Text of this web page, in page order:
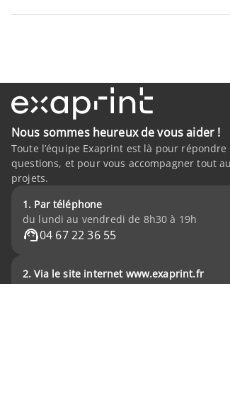
Nous sommes heureux de vous aider !
Toute l’équipe Exaprint est là pour répondre
questions, et pour vous accompagner tout
projets.
1. Par téléphone
du lundi au vendredi de 8h30 à 19h
04 67 22 36 55
2. Via le site internet www.exaprint.fr
24h/24 et 7j/7